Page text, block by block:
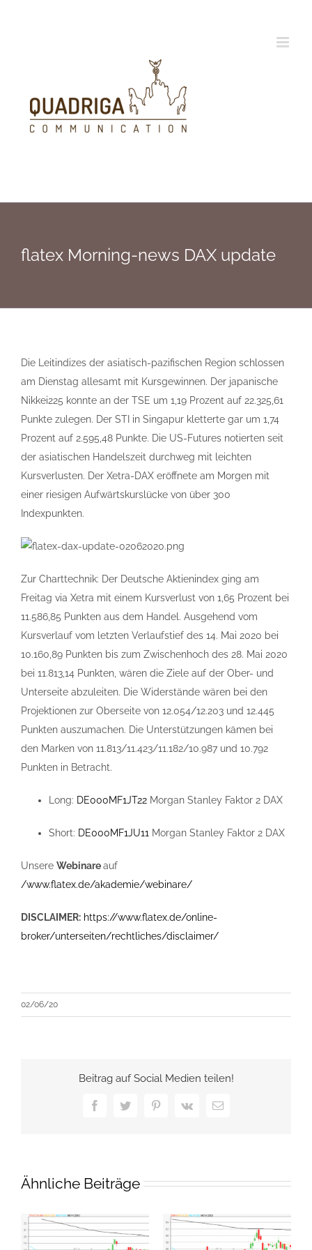
flatex Morning-news DAX update
Die Leitindizes der asiatisch-pazifischen Region schlossen
am Dienstag allesamt mit Kursgewinnen. Der japanische
Nikkei225 konnte an der TSE um 1,19 Prozent auf 22.325,61
Punkte zulegen. Der STI in Singapur kletterte gar um 1,74
Prozent auf 2.595,48 Punkte. Die US-Futures notierten seit
der asiatischen Handelszeit durchweg mit leichten
Kursverlusten. Der Xetra-DAX eröffnete am Morgen mit
einer riesigen Aufwärtskurslücke von über 300
Indexpunkten.
Zur Charttechnik: Der Deutsche Aktienindex ging am
Freitag via Xetra mit einem Kursverlust von 1,65 Prozent bei
11.586,85 Punkten aus dem Handel. Ausgehend vom
Kursverlauf vom letzten Verlaufstief des 14. Mai 2020 bei
10.160,89 Punkten bis zum Zwischenhoch des 28. Mai 2020
bei 11.813,14 Punkten, wären die Ziele auf der Ober- und
Unterseite abzuleiten. Die Widerstände wären bei den
Projektionen zur Oberseite von 12.054/12.203 und 12.445
Punkten auszumachen. Die Unterstützungen kämen bei
den Marken von 11.813/11.423/11.182/10.987 und 10.792
Punkten in Betracht.
Long: DE000MF1JT22 Morgan Stanley Faktor 2 DAX
Short: DE000MF1JU11 Morgan Stanley Faktor 2 DAX
Unsere Webinareauf
/www.flatex.de/akademie/webinare/
DISCLAIMER: https://www.flatex.de/online-
broker/unterseiten/rechtliches/disclaimer/
02/06/20
Beitrag auf Social Medien teilen!
FacebookTwitterPinterest
Vk
E-
Ähnliche Beiträge